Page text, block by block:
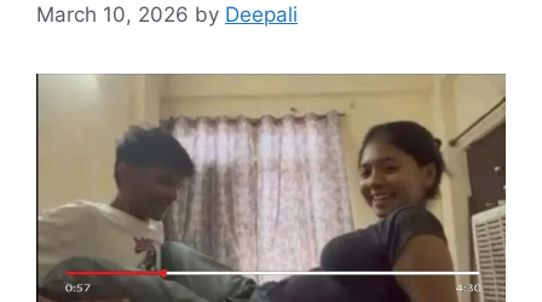
March 10, 2026 by Deepali